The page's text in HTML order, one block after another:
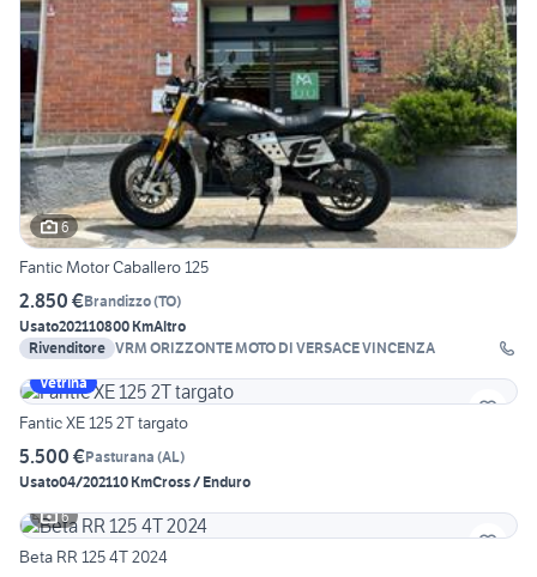
6
Fantic Motor Caballero 125
2.850 €Brandizzo(TO)
Usato202110800 KmAltro
Rivenditore VRM ORIZZONTE MOTO DI VERSACE VINCENZA
Vetrina
Fantic XE 125 2T targato
5.500 €Pasturana (AL)
Usato04/202110 KmCross / Enduro
6
Beta RR 125 4T 2024